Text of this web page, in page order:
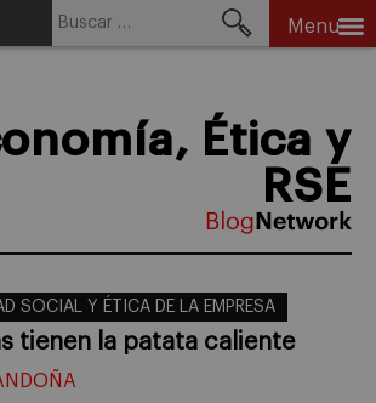
Menu
Ética y
RSE
SOCIAL Y ÉTICA DE LA EMPRESA
tienen la patata caliente